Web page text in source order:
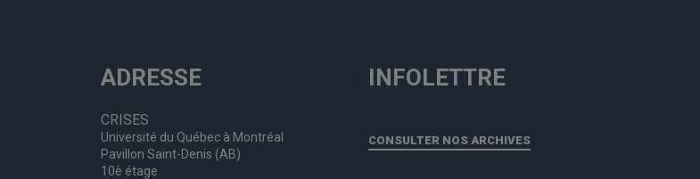
ADRESSE
CRISES
Université du Québec à Montréal
Pavillon Saint-Denis (AB)
10è étage
INFOLETTRE
CONSULTER NOS ARCHIVES